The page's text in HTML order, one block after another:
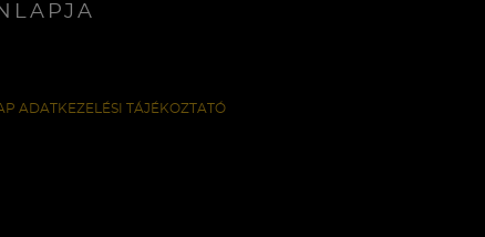
ADATKEZELÉSI TÁJÉKOZTATÓ